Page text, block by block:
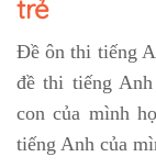
trẻ
Đề ôn thi tiếng
đề thi tiếng
con của mình
tiếng Anh của